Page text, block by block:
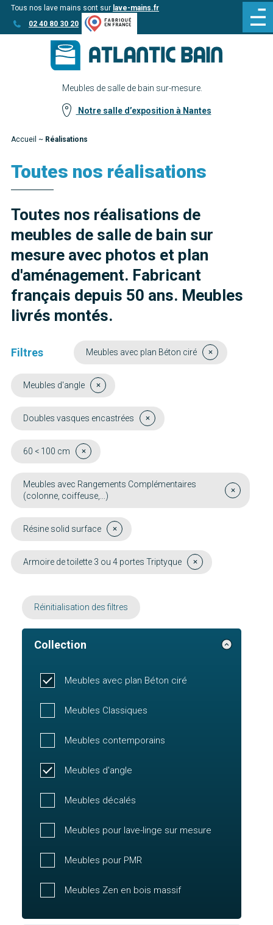
Aller
au
Aller au
contenu
Tous nos lave mains sont sur lave-mains.fr
02 40 80 30 20
Meubles de salle de bain sur-mesure.
Notre salle d’exposition à Nantes
Accueil ~ Réalisations
Toutes nos réalisations
Toutes nos réalisations de
meubles de salle de bain sur
mesure avec photos et plan
d'aménagement. Fabricant
français depuis 50 ans. Meubles
livrés montés.
Filtres Meubles avec plan Béton ciré
Meubles d'angle
Doubles vasques encastrées
60 < 100 cm
Meubles avec Rangements Complémentaires
(colonne, coiffeuse,...)
Résine solid surface
Armoire de toilette 3 ou 4 portes Triptyque
Réinitialisation des filtres
Collection
Meubles avec plan Béton ciré
Meubles Classiques
Meubles contemporains
Meubles d'angle
Meubles décalés
Meubles pour lave-linge sur mesure
Meubles pour PMR
Meubles Zen en bois massif